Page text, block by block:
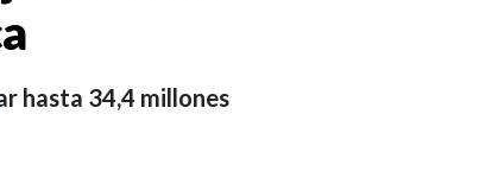
hasta 34,4 millones